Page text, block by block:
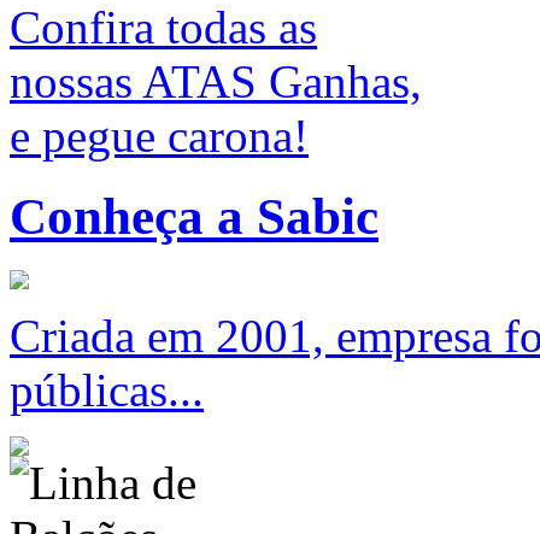
Confira todas as
nossas ATAS Ganhas,
e pegue carona!
Conheça a Sabic
Criada em 2001, empresa
públicas...